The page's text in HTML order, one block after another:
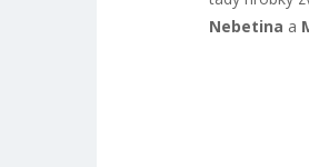
Nebetina a